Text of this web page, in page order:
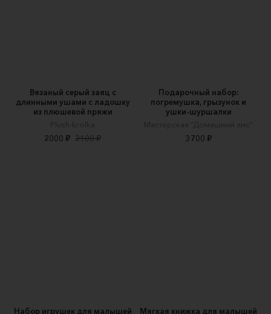
Вязаный серый заяц с
длинными ушами с ладошку
из плюшевой пряжи
Plush-krolka
2000 ₽ 2100 ₽
Подарочный набор:
погремушка, грызунок и
ушки-шуршалки
Мастерская "Домашний лис"
3700 ₽
Набор игрушек для малышей
Мягкая книжка для малышей